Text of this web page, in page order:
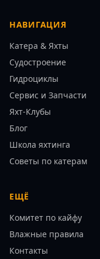
НАВИГАЦИЯ
Катера & Яхты
Судостроение
Гидроциклы
Сервис и Запчасти
Яхт-Клубы
Блог
Школа яхтинга
Советы по катерам
ЕЩЁ
Комитет по кайфу
Влажные правила
Контакты